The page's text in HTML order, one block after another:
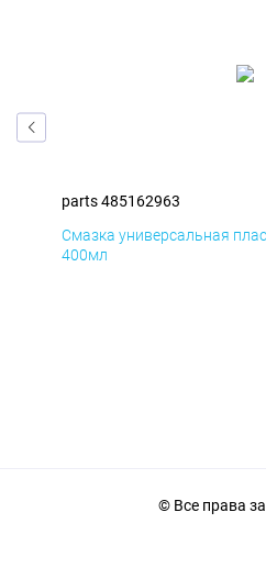
parts 485162963
Смазка универсальная
400мл
© Все права